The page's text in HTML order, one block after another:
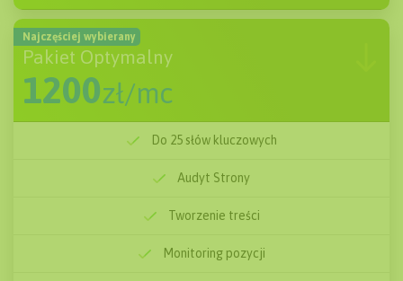
600zł/mc
Tworzenie treści
Monitoring pozycji
Podstawowe linkowanie
Miesięczne raporty
Najczęściej wybierany
Pakiet Optymalny
1200zł/mc
Do 25 słów kluczowych
Audyt Strony
Tworzenie treści
Monitoring pozycji